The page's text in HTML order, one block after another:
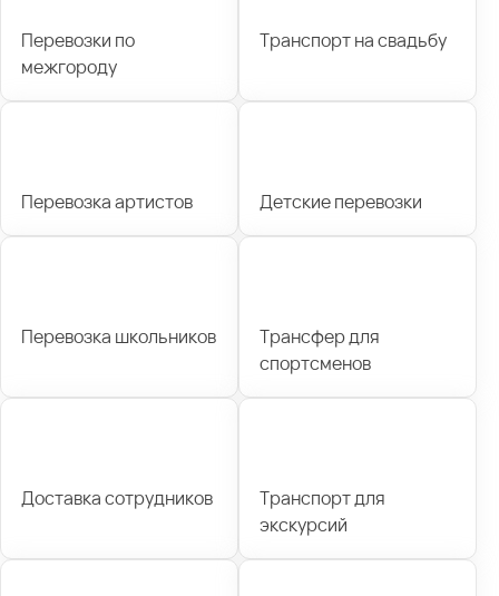
Перевозки по
межгороду
Транспорт на свадьбу
Перевозка артистов Детские перевозки
Перевозка школьников
Трансфер для
спортсменов
Доставка сотрудников
Транспорт для
экскурсий